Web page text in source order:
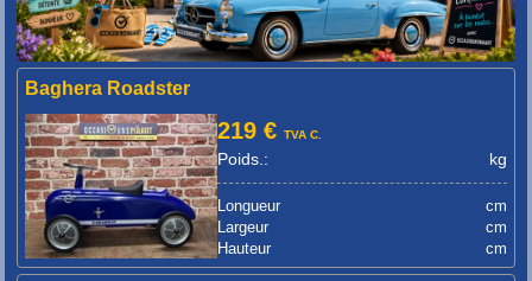
Baghera Roadster
219 €TVA C.
Poids.: kg
Longueur
cm
Largeur
cm
Hauteur
cm